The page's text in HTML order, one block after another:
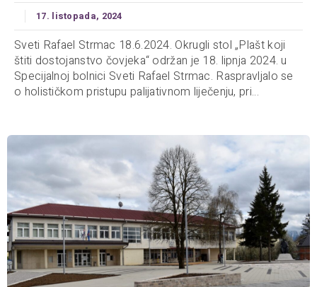
17. listopada, 2024
Sveti Rafael Strmac 18.6.2024. Okrugli stol „Plašt koji
štiti dostojanstvo čovjeka“ održan je 18. lipnja 2024. u
Specijalnoj bolnici Sveti Rafael Strmac. Raspravljalo se
o holističkom pristupu palijativnom liječenju, pri...